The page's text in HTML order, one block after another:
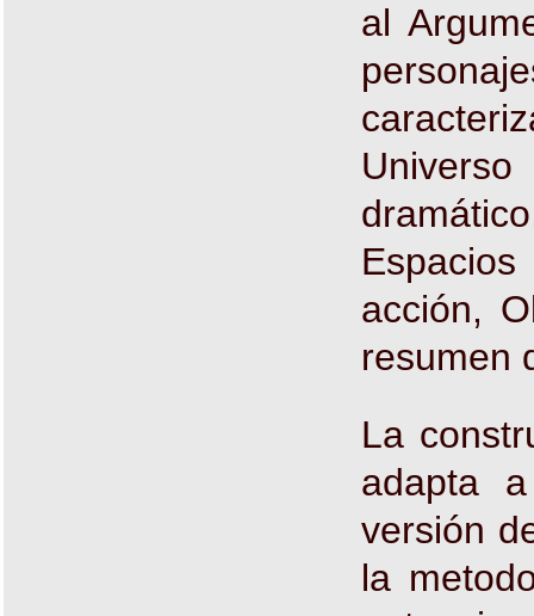
al
acción,
resumen
La
adapta
versión
la